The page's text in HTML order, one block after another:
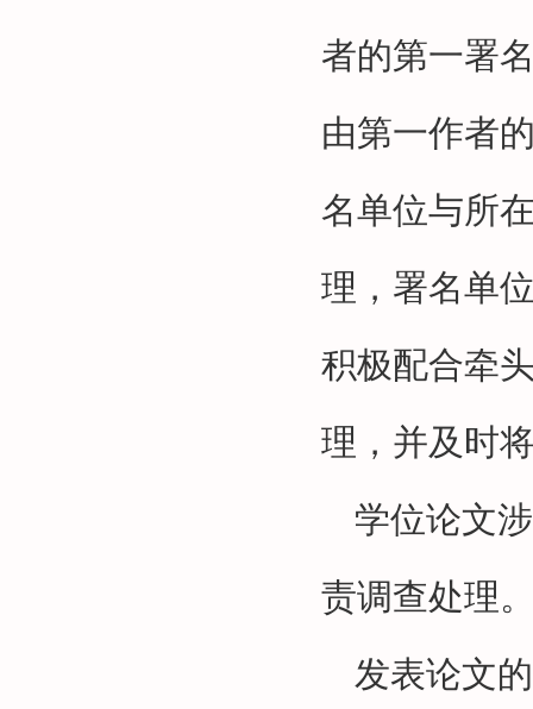
者的第一署
由第一作者
名单位与所
理，署名单
积极配合牵
理，并及时
学位论文
责调查处理
发表论文